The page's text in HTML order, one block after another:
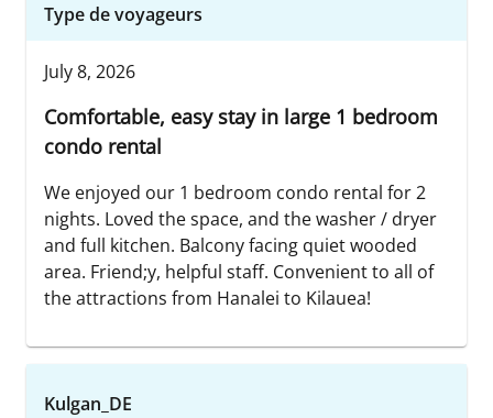
Type de voyageurs
July 8, 2026
Comfortable, easy stay in large 1 bedroom
condo rental
We enjoyed our 1 bedroom condo rental for 2
nights. Loved the space, and the washer / dryer
and full kitchen. Balcony facing quiet wooded
area. Friend;y, helpful staff. Convenient to all of
the attractions from Hanalei to Kilauea!
Kulgan_DE